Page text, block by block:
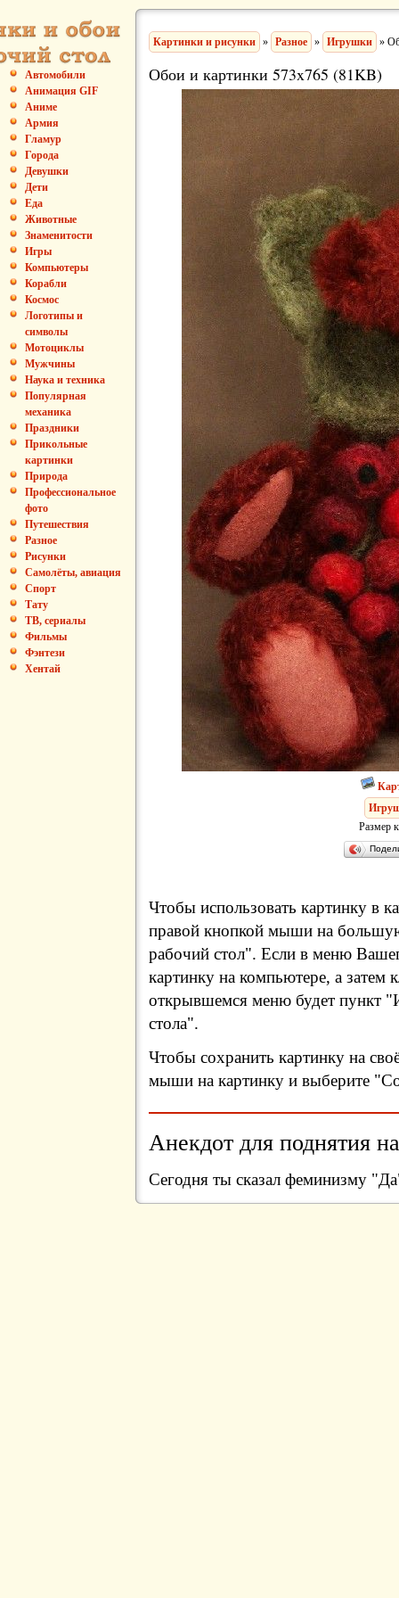
Автомобили
Анимация GIF
Аниме
Армия
Гламур
Города
Девушки
Дети
Еда
Животные
Знаменитости
Игры
Компьютеры
Корабли
Космос
Логотипы и
символы
Мотоциклы
Мужчины
Наука и техника
Популярная
механика
Праздники
Прикольные
картинки
Природа
Профессиональное
фото
Путешествия
Разное
Рисунки
Самолёты, авиация
Спорт
Тату
ТВ, сериалы
Фильмы
Фэнтези
Хентай
Картинки и рисунки » Разное » Игрушки »
Обои и картинки 573x765 (81KB)
Размер
Чтобы использовать картинку в
правой кнопкой мыши на
рабочий стол". Если в меню
картинку на компьютере, а затем
открывшемся меню будет пункт
стола".
Чтобы сохранить картинку на
мыши на картинку и выберите
Анекдот для поднятия
Сегодня ты сказал феминизму